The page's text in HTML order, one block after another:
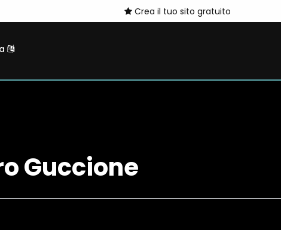
Crea il tuo sito gratuito
Guccione